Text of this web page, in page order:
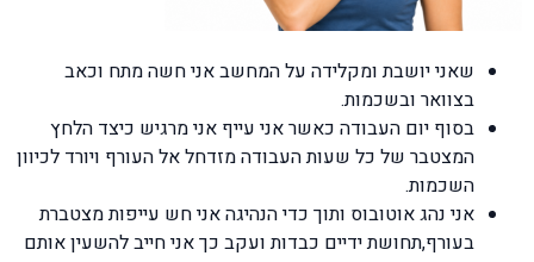
שאני יושבת ומקלידה על המחשב אני חשה מתח וכאב
בצוואר ובשכמות.
בסוף יום העבודה כאשר אני עייף אני מרגיש כיצד הלחץ
המצטבר של כל שעות העבודה מזדחל אל העורף ויורד לכיוון
השכמות.
אני נהג אוטובוס ותוך כדי הנהיגה אני חש עייפות מצטברת
בעורף,תחושת ידיים כבדות ועקב כך אני חייב להשעין אותם